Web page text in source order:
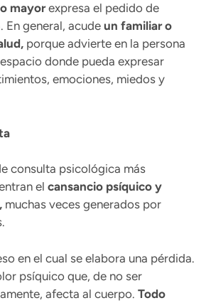
mayorexpresa el pedido de
general, acude un familiar o
porque advierte en la persona
donde pueda expresar
emociones, miedos y
consulta psicológica más
el cansancio psíquico y
muchas veces generados por
en el cual se elabora una pérdida.
psíquico que, de no ser
afecta al cuerpo. Todo